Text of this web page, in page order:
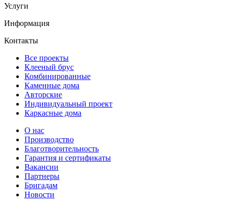
Услуги
Информация
Контакты
Все проекты
Клееный брус
Комбинированные
Каменные дома
Авторские
Индивидуальный проект
Каркасные дома
О нас
Производство
Благотворительность
Гарантия и сертификаты
Вакансии
Партнеры
Бригадам
Новости